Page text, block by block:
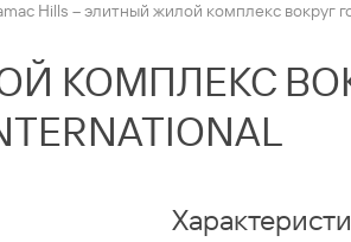
Hills – элитный жилой комплекс вокруг
КОМПЛЕКС